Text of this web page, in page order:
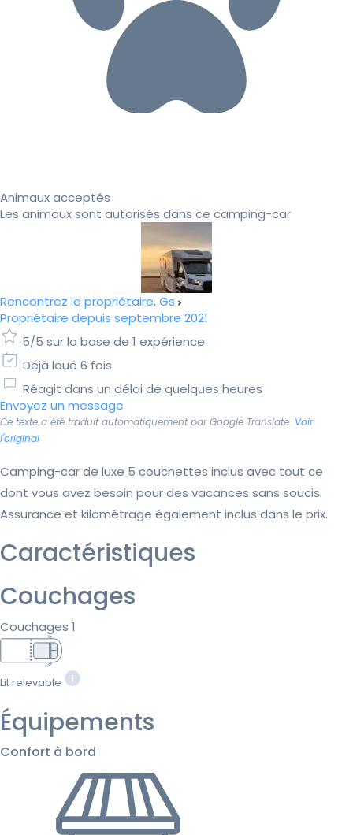
Animaux acceptés
Les animaux sont autorisés dans ce camping-car
Rencontrez le propriétaire, Gs
Propriétaire depuis septembre 2021
5/5 sur la base de 1 expérience
Déjà loué 6 fois
Réagit dans un délai de quelques heures
Envoyez un message
Ce texte a été traduit automatiquement par Google Translate. Voir
l'original
Camping-car de luxe 5 couchettes inclus avec tout ce
dont vous avez besoin pour des vacances sans soucis.
Assurance et kilométrage également inclus dans le prix.
Caractéristiques
Couchages
Couchages 1
Lit relevable
Équipements
Confort à bord